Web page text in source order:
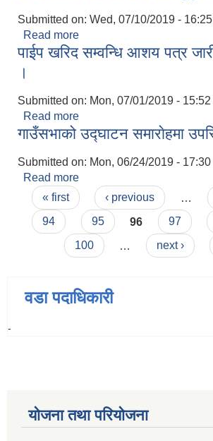
Submitted on: Wed, 07/10/2019 - 16:25
Read more
जानकारी सम्वन्धि सार्वजनिक
पाईप खरिद सम्वन्धि आशय पत्र
।
Submitted on: Mon, 07/01/2019 - 15:52
Read more
।
गाउँसभाको उद्घाटन समाराेहमा
Submitted on: Mon, 06/24/2019 - 17:30
Read more
Pages
« first ‹ previous
94
95 96 97
100
next ›
वडा पदाधिकारी
-
योजना तथा परियोजना